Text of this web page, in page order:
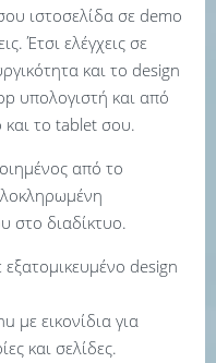
ιστοσελίδα σε demo
Έτσι ελέγχεις σε
και το design
υπολογιστή και από
και το tablet σου.
από το
στο διαδίκτυο.
design
με εικονίδια για
και σελίδες.